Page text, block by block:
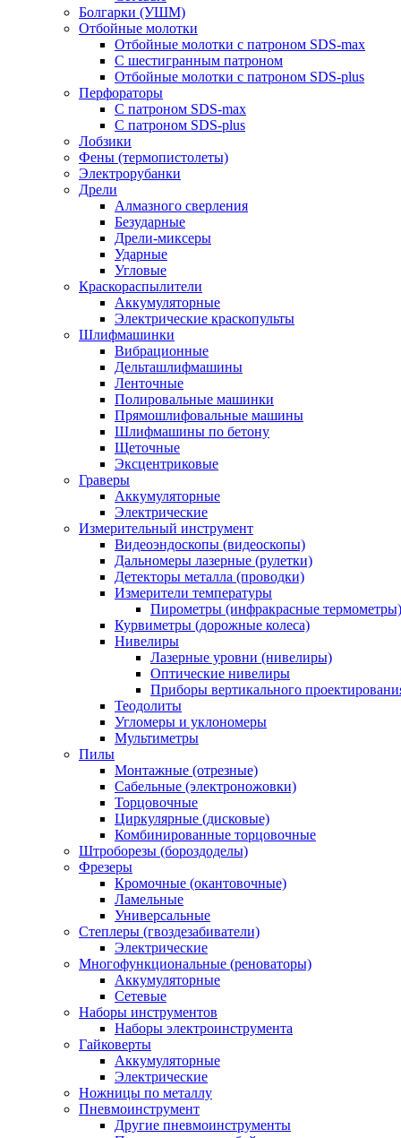
Болгарки (УШМ)
Отбойные молотки
Отбойные молотки с патроном SDS-max
С шестигранным патроном
Отбойные молотки с патроном SDS-plus
Перфораторы
С патроном SDS-max
С патроном SDS-plus
Лобзики
Фены (термопистолеты)
Электрорубанки
Дрели
Алмазного сверления
Безударные
Дрели-миксеры
Ударные
Угловые
Краскораспылители
Аккумуляторные
Электрические краскопульты
Шлифмашинки
Вибрационные
Дельташлифмашины
Ленточные
Полировальные машинки
Прямошлифовальные машины
Шлифмашины по бетону
Щеточные
Эксцентриковые
Граверы
Аккумуляторные
Электрические
Измерительный инструмент
Видеоэндоскопы (видеоскопы)
Дальномеры лазерные (рулетки)
Детекторы металла (проводки)
Измерители температуры
Пирометры (инфракрасные термометры)
Курвиметры (дорожные колеса)
Нивелиры
Лазерные уровни (нивелиры)
Оптические нивелиры
Приборы вертикального
Теодолиты
Угломеры и уклономеры
Мультиметры
Пилы
Монтажные (отрезные)
Сабельные (электроножовки)
Торцовочные
Циркулярные (дисковые)
Комбинированные торцовочные
Штроборезы (бороздоделы)
Фрезеры
Кромочные (окантовочные)
Ламельные
Универсальные
Степлеры (гвоздезабиватели)
Электрические
Многофункциональные (реноваторы)
Аккумуляторные
Сетевые
Наборы инструментов
Наборы электроинструмента
Гайковерты
Аккумуляторные
Электрические
Ножницы по металлу
Пневмоинструмент
Другие пневмоинструменты